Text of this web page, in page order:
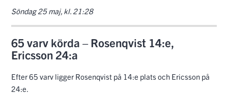
Söndag 25 maj, kl. 21:28
65 varv körda – Rosenqvist 14:e,
Ericsson 24:a
Efter 65 varv ligger Rosenqvist på 14:e plats och Ericsson på
24:e.